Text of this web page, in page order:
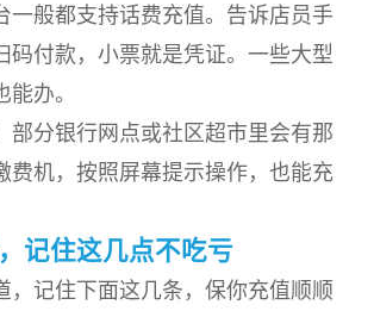
一般都支持话费充值。告诉店员手
码付款，小票就是凭证。一些大型
办。
部分银行网点或社区超市里会有那
费机，按照屏幕提示操作，也能充
记住这几点不吃亏
，记住下面这几条，保你充值顺顺